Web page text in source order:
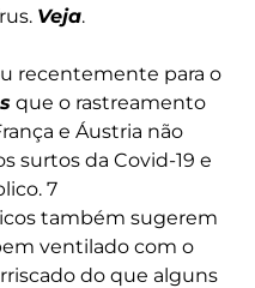
Veja.
recentemente para o
que o rastreamento
e Áustria não
surtos da Covid-19 e
7
também sugerem
ventilado com o
do que alguns